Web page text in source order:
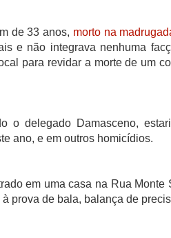
de 33 anos, morto na
e não integrava nenhuma
para revidar a morte de um
o delegado Damasceno,
ano, e em outros homicídios.
em uma casa na Rua
prova de bala, balança de